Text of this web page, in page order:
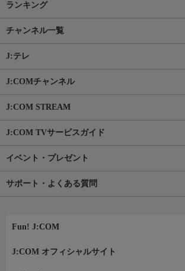
ランキング
チャンネル一覧
J:テレ
J:COMチャンネル
J:COM STREAM
J:COM TVサービスガイド
イベント・プレゼント
サポート・よくある質問
Fun! J:COM
J:COM オフィシャルサイト